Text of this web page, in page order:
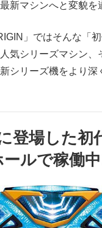
新マシンへと変貌を
」ではそんな「
気シリーズマシン、
シリーズ機をより深
登場した初
ールで稼働